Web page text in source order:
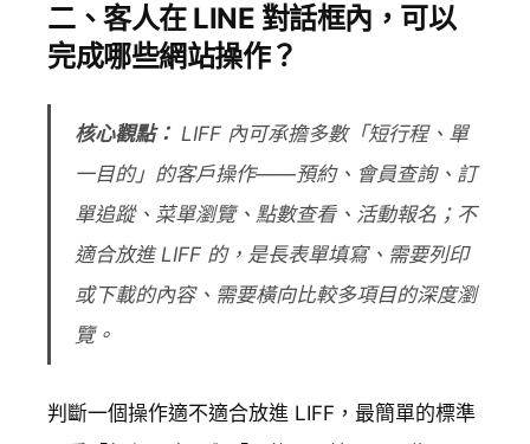
二、客人在 LINE 對話框內，可以
完成哪些網站操作？
核心觀點： LIFF 內可承擔多數「短行程、單
一目的」的客戶操作——預約、會員查詢、訂
單追蹤、菜單瀏覽、點數查看、活動報名；不
適合放進 LIFF 的，是長表單填寫、需要列印
或下載的內容、需要橫向比較多項目的深度瀏
覽。
判斷一個操作適不適合放進 LIFF，最簡單的標準